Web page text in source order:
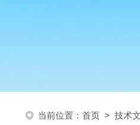
当前位置： 首页 > 技术